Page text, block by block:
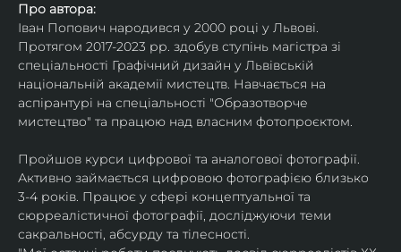
Про автора:
Іван Попович народився у 2000 році у Львові.
Протягом 2017-2023 рр. здобув ступінь магістра зі
спеціальності Графічний дизайн у Львівській
національній академії мистецтв. Навчається на
аспірантурі на спеціальності "Образотворче
мистецтво" та працюю над власним фотопроєктом.
Пройшов курси цифрової та аналогової фотографії.
Активно займається цифровою фотографією близько
3-4 років. Працює у сфері концептуальної та
сюрреалістичної фотографії, досліджуючи теми
сакральності, абсурду та тілесності.